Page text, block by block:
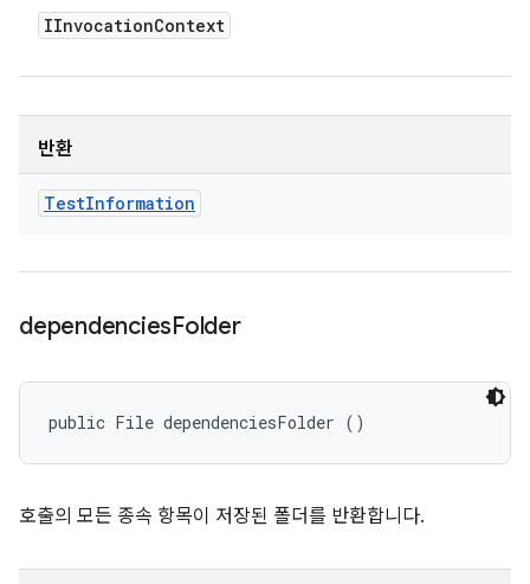
IInvocationContext
반환
TestInformation
dependenciesFolder
public File dependenciesFolder ()
호출의 모든 종속 항목이 저장된 폴더를 반환합니다.